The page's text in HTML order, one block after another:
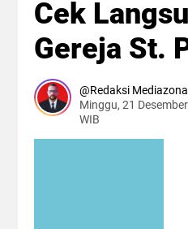
Cek
Gereja St.
Redaksi
Minggu, 21
WIB